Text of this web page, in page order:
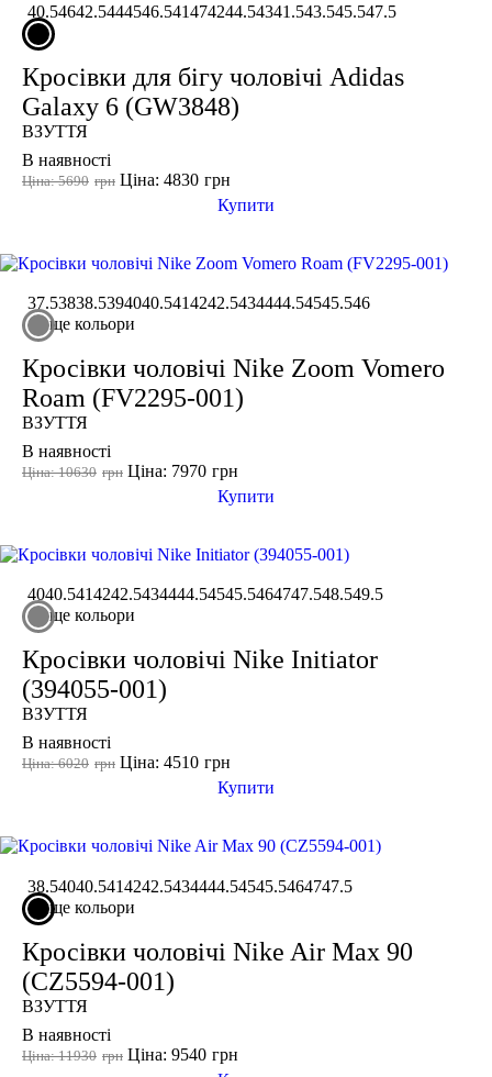
40.54642.5444546.541474244.54341.543.545.547.5
Кросівки для бігу чоловічі Adidas
Galaxy 6 (GW3848)
ВЗУТТЯ
В наявності
грн
Ціна: 5690 грн
Ціна: 4830
Купити
37.53838.5394040.5414242.5434444.54545.546
ще кольори
Кросівки чоловічі Nike Zoom Vomero
Roam (FV2295-001)
ВЗУТТЯ
В наявності
грн
Ціна: 10630 грн
Ціна: 7970
Купити
4040.5414242.5434444.54545.5464747.548.549.5
ще кольори
Кросівки чоловічі Nike Initiator
(394055-001)
ВЗУТТЯ
В наявності
грн
Ціна: 6020 грн
Ціна: 4510
Купити
38.54040.5414242.5434444.54545.5464747.5
ще кольори
Кросівки чоловічі Nike Air Max 90
(CZ5594-001)
ВЗУТТЯ
В наявності
грн
Ціна: 11930 грн
Ціна: 9540